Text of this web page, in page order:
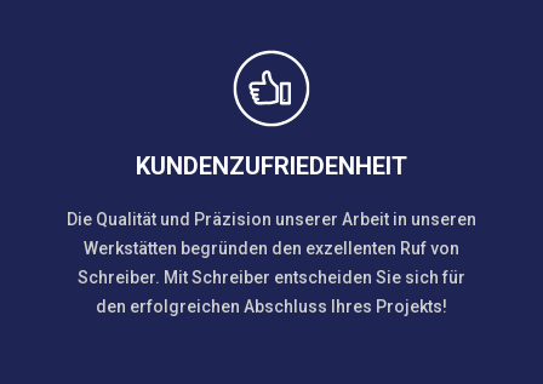
KUNDENZUFRIEDENHEIT
Die Qualität und Präzision unserer Arbeit in unseren
Werkstätten begründen den exzellenten Ruf von
Schreiber. Mit Schreiber entscheiden Sie sich für
den erfolgreichen Abschluss Ihres Projekts!